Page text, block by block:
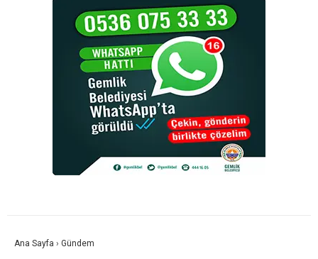
Ana Sayfa › Gündem